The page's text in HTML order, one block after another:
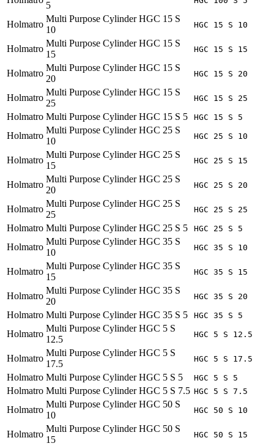
5
Holmatro
Multi Purpose Cylinder HGC 15 S
10
HGC 15 S 10
Holmatro
Multi Purpose Cylinder HGC 15 S
15
HGC 15 S 15
Holmatro
Multi Purpose Cylinder HGC 15 S
20
HGC 15 S 20
Holmatro
Multi Purpose Cylinder HGC 15 S
25
HGC 15 S 25
Holmatro Multi Purpose Cylinder HGC 15 S 5 HGC 15 S 5
Holmatro
Multi Purpose Cylinder HGC 25 S
10
HGC 25 S 10
Holmatro
Multi Purpose Cylinder HGC 25 S
15
HGC 25 S 15
Holmatro
Multi Purpose Cylinder HGC 25 S
20
HGC 25 S 20
Holmatro
Multi Purpose Cylinder HGC 25 S
25
HGC 25 S 25
Holmatro Multi Purpose Cylinder HGC 25 S 5 HGC 25 S 5
Holmatro
Multi Purpose Cylinder HGC 35 S
10
HGC 35 S 10
Holmatro
Multi Purpose Cylinder HGC 35 S
15
HGC 35 S 15
Holmatro
Multi Purpose Cylinder HGC 35 S
20
HGC 35 S 20
Holmatro Multi Purpose Cylinder HGC 35 S 5 HGC 35 S 5
Holmatro
Multi Purpose Cylinder HGC 5 S
12.5
HGC 5 S 12.5
Holmatro
Multi Purpose Cylinder HGC 5 S
17.5
HGC 5 S 17.5
Holmatro Multi Purpose Cylinder HGC 5 S 5 HGC 5 S 5
Holmatro Multi Purpose Cylinder HGC 5 S 7.5 HGC 5 S 7.5
Holmatro
Multi Purpose Cylinder HGC 50 S
10
HGC 50 S 10
Holmatro
Multi Purpose Cylinder HGC 50 S
15
HGC 50 S 15